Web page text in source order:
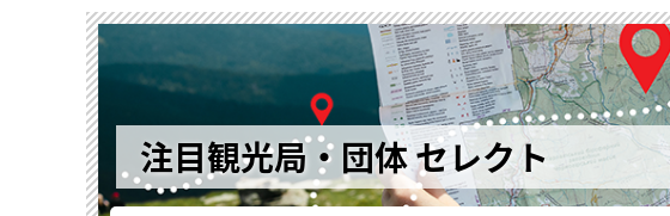
注目観光局・団体 セレクト